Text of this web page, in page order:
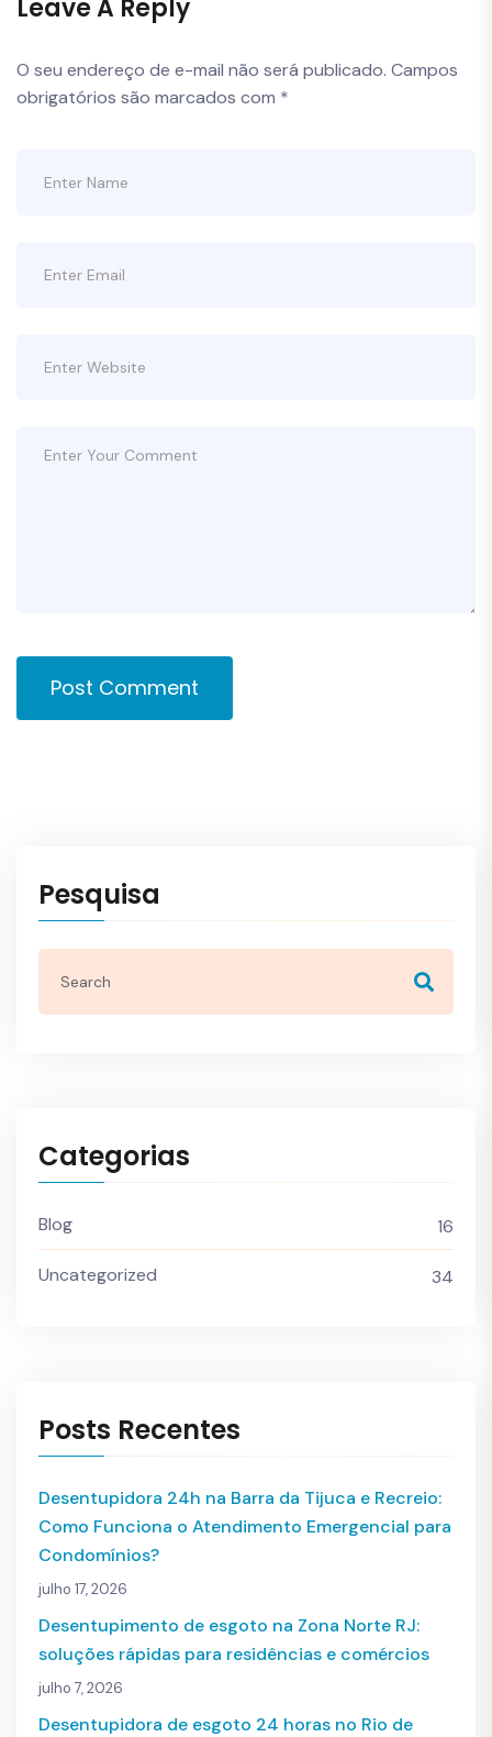
Leave A Reply
O seu endereço de e-mail não será publicado. Campos
obrigatórios são marcados com *
Post Comment
Pesquisa
Categorias
Blog 16
Uncategorized 34
Posts Recentes
Desentupidora 24h na Barra da Tijuca e Recreio:
Como Funciona o Atendimento Emergencial para
Condomínios?
julho 17, 2026
Desentupimento de esgoto na Zona Norte RJ:
soluções rápidas para residências e comércios
julho 7, 2026
Desentupidora de esgoto 24 horas no Rio de